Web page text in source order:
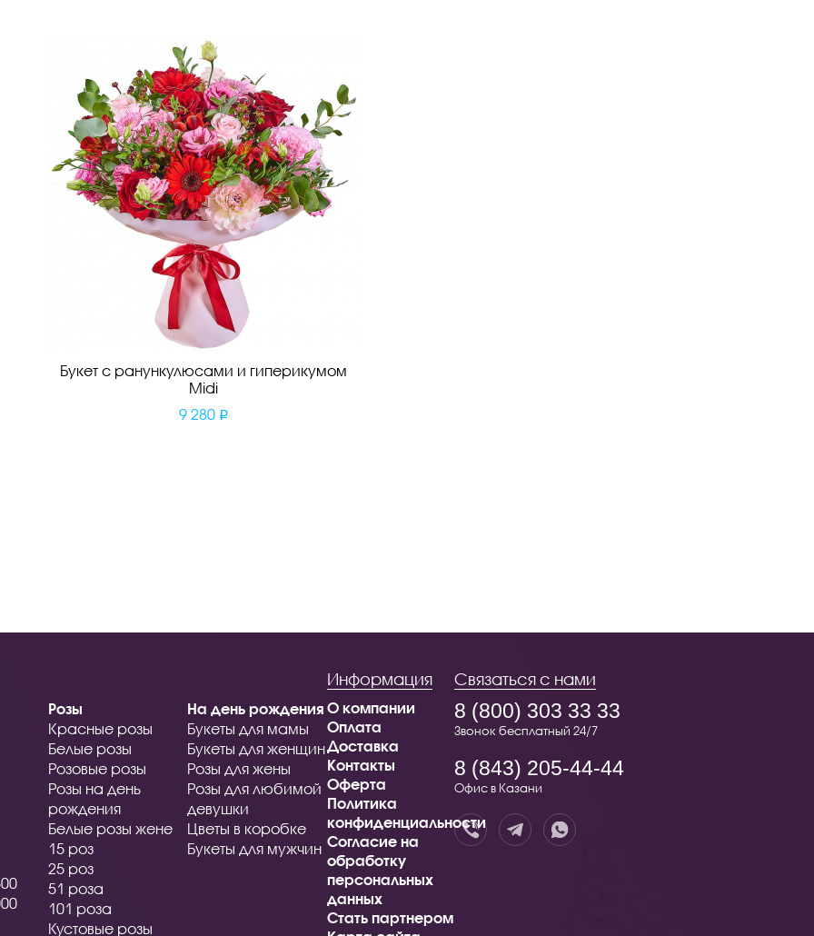
Букет с ранункулюсами и гиперикумом
Midi
9 280
Розы
Красные розы
Белые розы
Розовые розы
Розы на день
рождения
Белые розы жене
15 роз
25 роз
51 роза
101 роза
Кустовые розы
На день рождения
Букеты для мамы
Букеты для женщин
Розы для жены
Розы для любимой
девушки
Цветы в коробке
Букеты для мужчин
Информация
О компании
Оплата
Доставка
Контакты
Оферта
Политика
конфиденциальности
Согласие на
обработку
персональных
данных
Стать партнером
Связаться с нами
8 (800) 303 33 33
Звонок бесплатный 24/7
8 (843) 205-44-44
Офис в Казани